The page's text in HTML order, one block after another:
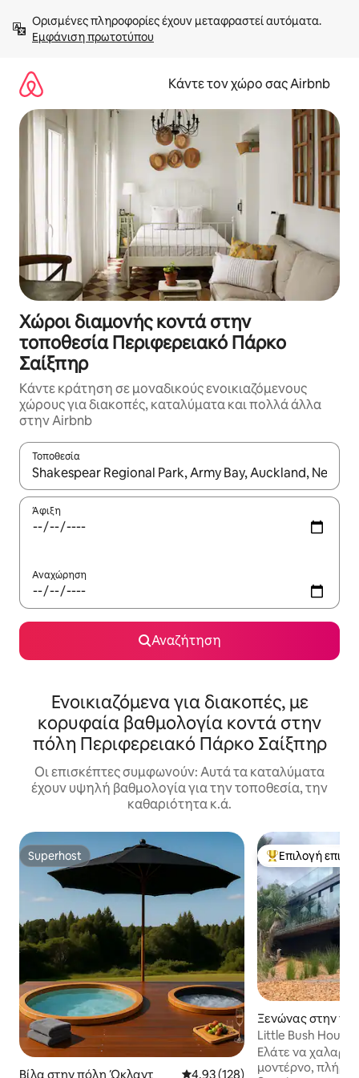
στο
περιεχόμενοΕμφάνιση πρωτοτύπου
Κάντε τον χώρο σας Airbnb
Χώροι διαμονής κοντά στην
τοποθεσία Περιφερειακό Πάρκο
Σαίξπηρ
Κάντε κράτηση σε μοναδικούς ενοικιαζόμενους
χώρους για διακοπές, καταλύματα και πολλά άλλα
στην Airbnb
Τοποθεσία
Όταν τα αποτελέσματα είναι διαθέσιμα, μπορείτε να
Άφιξη
Αναχώρηση
Αναζήτηση
Ενοικιαζόμενα για διακοπές, με
κορυφαία βαθμολογία κοντά στην
πόλη Περιφερειακό Πάρκο Σαίξπηρ
Οι επισκέπτες συμφωνούν: Αυτά τα καταλύματα
έχουν υψηλή βαθμολογία για την τοποθεσία, την
καθαριότητα κ.ά.
Superhost
Superhost
Βίλα στην πόλη Ώκλαντ Μέση βαθμολογία: 4,93 στα 5,
4,93 (128)
Κορυφαία
Επιλογή
Ξενώνας στην
Little Bush House -
καταφύγιο
Ελάτε να
μοντέρνο,